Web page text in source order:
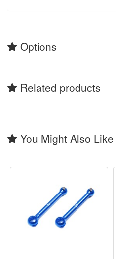
Options
Related products
You Might Also Like